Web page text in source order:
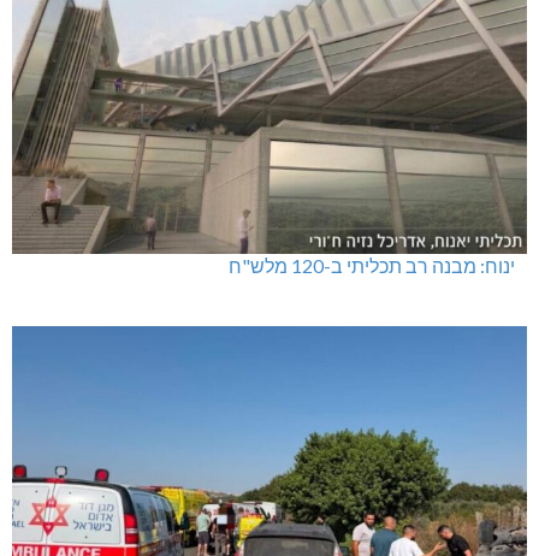
טרנספורמטור קפוט